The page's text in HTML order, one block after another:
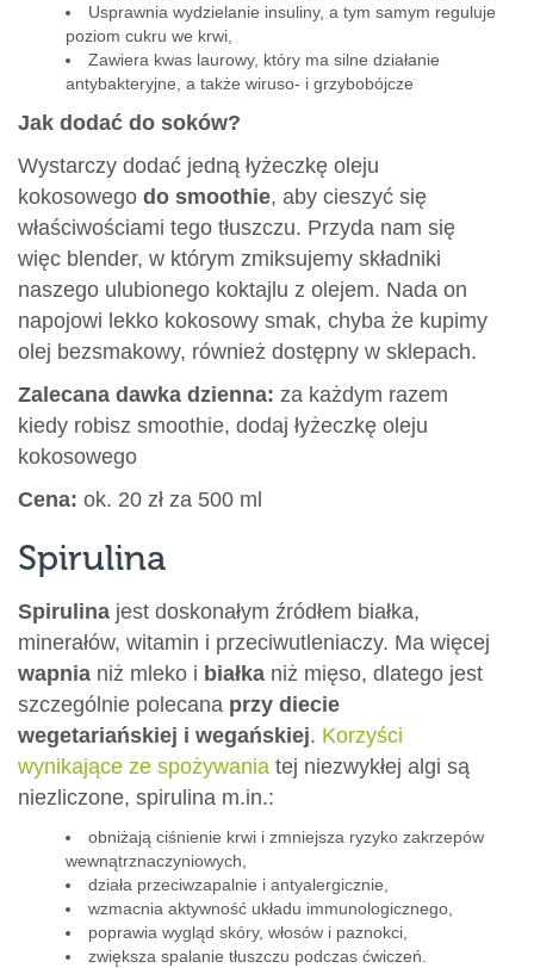
Usprawnia wydzielanie insuliny, a tym samym reguluje
poziom cukru we krwi,
Zawiera kwas laurowy, który ma silne działanie
antybakteryjne, a także wiruso- i grzybobójcze
Jak dodać do soków?
Wystarczy dodać jedną łyżeczkę oleju
kokosowego do smoothie, aby cieszyć się
właściwościami tego tłuszczu. Przyda nam się
więc blender, w którym zmiksujemy składniki
naszego ulubionego koktajlu z olejem. Nada on
napojowi lekko kokosowy smak, chyba że kupimy
olej bezsmakowy, również dostępny w sklepach.
Zalecana dawka dzienna: za każdym razem
kiedy robisz smoothie, dodaj łyżeczkę oleju
kokosowego
Cena: ok. 20 zł za 500 ml
Spirulina
Spirulina jest doskonałym źródłem białka,
minerałów, witamin i przeciwutleniaczy. Ma więcej
wapnia niż mleko i białka niż mięso, dlatego jest
szczególnie polecana przy diecie
wegetariańskiej i wegańskiej. Korzyści
wynikające ze spożywania tej niezwykłej algi są
niezliczone, spirulina m.in.:
obniżają ciśnienie krwi i zmniejsza ryzyko zakrzepów
wewnątrznaczyniowych,
działa przeciwzapalnie i antyalergicznie,
wzmacnia aktywność układu immunologicznego,
poprawia wygląd skóry, włosów i paznokci,
zwiększa spalanie tłuszczu podczas ćwiczeń.